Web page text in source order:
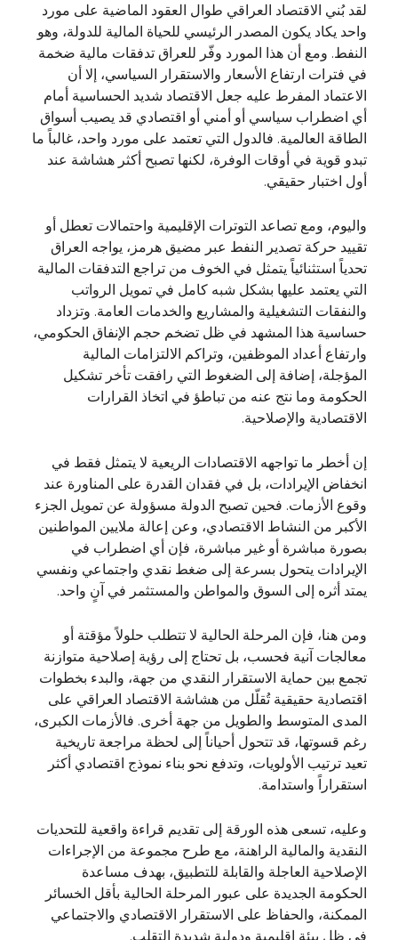
لقد بُني الاقتصاد العراقي طوال العقود الماضية على مورد
واحد يكاد يكون المصدر الرئيسي للحياة المالية للدولة، وهو
النفط. ومع أن هذا المورد وفّر للعراق تدفقات مالية ضخمة
في فترات ارتفاع الأسعار والاستقرار السياسي، إلا أن
الاعتماد المفرط عليه جعل الاقتصاد شديد الحساسية أمام
أي اضطراب سياسي أو أمني أو اقتصادي قد يصيب أسواق
الطاقة العالمية. فالدول التي تعتمد على مورد واحد، غالباً ما
تبدو قوية في أوقات الوفرة، لكنها تصبح أكثر هشاشة عند
أول اختبار حقيقي.
واليوم، ومع تصاعد التوترات الإقليمية واحتمالات تعطل أو
تقييد حركة تصدير النفط عبر مضيق هرمز، يواجه العراق
تحدياً استثنائياً يتمثل في الخوف من تراجع التدفقات المالية
التي يعتمد عليها بشكل شبه كامل في تمويل الرواتب
والنفقات التشغيلية والمشاريع والخدمات العامة. وتزداد
حساسية هذا المشهد في ظل تضخم حجم الإنفاق الحكومي،
وارتفاع أعداد الموظفين، وتراكم الالتزامات المالية
المؤجلة، إضافة إلى الضغوط التي رافقت تأخر تشكيل
الحكومة وما نتج عنه من تباطؤ في اتخاذ القرارات
الاقتصادية والإصلاحية.
إن أخطر ما تواجهه الاقتصادات الريعية لا يتمثل فقط في
انخفاض الإيرادات، بل في فقدان القدرة على المناورة عند
وقوع الأزمات. فحين تصبح الدولة مسؤولة عن تمويل الجزء
الأكبر من النشاط الاقتصادي، وعن إعالة ملايين المواطنين
بصورة مباشرة أو غير مباشرة، فإن أي اضطراب في
الإيرادات يتحول بسرعة إلى ضغط نقدي واجتماعي ونفسي
يمتد أثره إلى السوق والمواطن والمستثمر في آنٍ واحد.
ومن هنا، فإن المرحلة الحالية لا تتطلب حلولاً مؤقتة أو
معالجات آنية فحسب، بل تحتاج إلى رؤية إصلاحية متوازنة
تجمع بين حماية الاستقرار النقدي من جهة، والبدء بخطوات
اقتصادية حقيقية تُقلّل من هشاشة الاقتصاد العراقي على
المدى المتوسط والطويل من جهة أخرى. فالأزمات الكبرى،
رغم قسوتها، قد تتحول أحياناً إلى لحظة مراجعة تاريخية
تعيد ترتيب الأولويات، وتدفع نحو بناء نموذج اقتصادي أكثر
استقراراً واستدامة.
وعليه، تسعى هذه الورقة إلى تقديم قراءة واقعية للتحديات
النقدية والمالية الراهنة، مع طرح مجموعة من الإجراءات
الإصلاحية العاجلة والقابلة للتطبيق، بهدف مساعدة
الحكومة الجديدة على عبور المرحلة الحالية بأقل الخسائر
الممكنة، والحفاظ على الاستقرار الاقتصادي والاجتماعي